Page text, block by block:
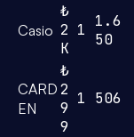
Casio
₺
2
K
1
1.6
50
CARD
EN
₺
2
9
9
1 506